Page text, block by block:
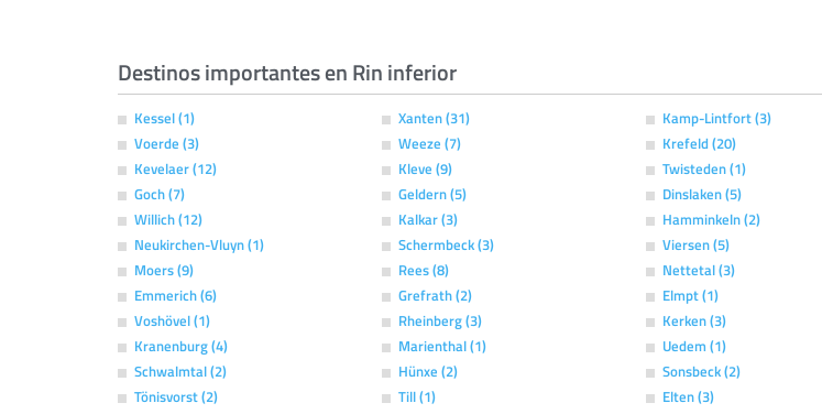
Destinos importantes en Rin inferior
Kessel (1) Xanten (31)
Kamp-Lintfort (3)
Voerde (3)
Weeze (7)
Krefeld (20)
Kevelaer (12)
Kleve (9)
Twisteden (1)
Goch (7)
Geldern (5)
Dinslaken (5)
Willich (12)
Kalkar (3)
Hamminkeln (2)
Neukirchen-Vluyn (1)
Schermbeck (3)
Viersen (5)
Moers (9)
Rees (8)
Nettetal (3)
Emmerich (6)
Grefrath (2)
Elmpt (1)
Voshövel (1)
Rheinberg (3)
Kerken (3)
Kranenburg (4)
Marienthal (1)
Uedem (1)
Schwalmtal (2)
Hünxe (2)
Sonsbeck (2)
Tönisvorst (2)
Till (1)
Elten (3)